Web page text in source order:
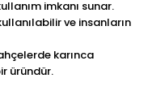
imkanı sunar.
ve insanların
karınca
üründür.